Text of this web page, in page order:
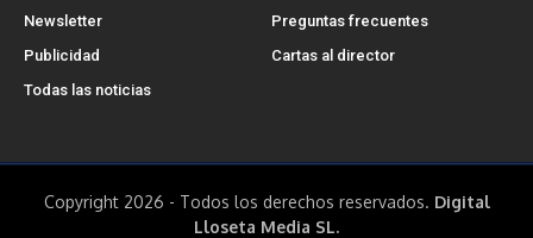
Newsletter
Preguntas frecuentes
Publicidad
Cartas al director
Todas las noticias
Copyright 2026 - Todos los derechos reservados. Digital
Lloseta Media SL.